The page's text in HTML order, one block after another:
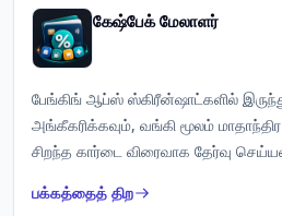
கேஷ்பேக் மேலாளர்
பேங்கிங் ஆப்ஸ் ஸ்கிரீன்ஷாட்களில்
அங்கீகரிக்கவும், வங்கி மூலம்
சிறந்த கார்டை விரைவாக தேர்வு
பக்கத்தைத் திற